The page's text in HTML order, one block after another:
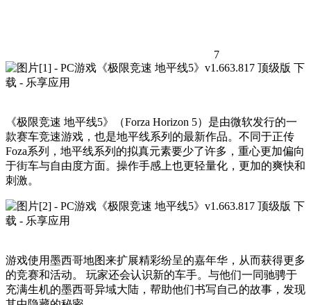
7
《极限竞速 地平线5》（Forza Horizon 5）是由微软发行的一
款赛车竞速游戏，也是地平线系列的最新作品。不同于正传
Foza系列，地平线系列的拟真元素要少了许多，重心更加偏向
于街车与自由度方面。操作手感上也更轻量化，更加的爽快和
刺激。
游戏使用墨西哥地图来扩展精彩纷呈的嘉年华，从而获得更多
的竞赛和活动。 玩家还会认识新的车手。与他们一同驰骋于
充满生机的墨西哥异域大陆，帮助他们书写自己的故事，发现